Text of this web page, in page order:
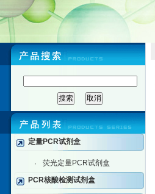
定量PCR试剂盒
·
荧光定量PCR试剂盒
PCR核酸检测试剂盒